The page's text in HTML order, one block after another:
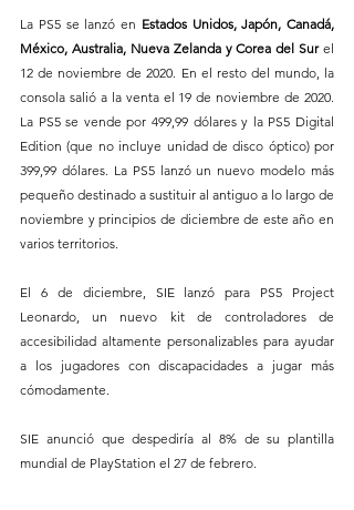
La PS5 se lanzó en Estados Unidos, Japón, Canadá,
México, Australia, Nueva Zelanda y Corea del Sur el
12 de noviembre de 2020. En el resto del mundo, la
consola salió a la venta el 19 de noviembre de 2020.
La PS5 se vende por 499,99 dólares y la PS5 Digital
Edition (que no incluye unidad de disco óptico) por
399,99 dólares. La PS5 lanzó un nuevo modelo más
pequeño destinado a sustituir al antiguo a lo largo de
noviembre y principios de diciembre de este año en
varios territorios.
El 6 de diciembre, SIE lanzó para PS5 Project
Leonardo, un nuevo kit de controladores de
accesibilidad altamente personalizables para ayudar
a los jugadores con discapacidades a jugar más
cómodamente.
SIE anunció que despediría al 8% de su plantilla
mundial de PlayStation el 27 de febrero.